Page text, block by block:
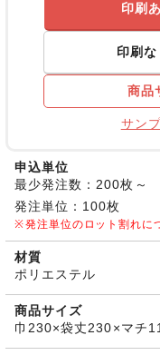
印刷
印刷な
商品
サン
申込単位
最少発注数：200枚～
発注単位：100枚
発注単位のロット割れに
材質
ポリエステル
商品サイズ
巾230×袋丈230×マチ